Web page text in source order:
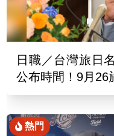
日職／台灣旅日
公布時間！9月26
熱門